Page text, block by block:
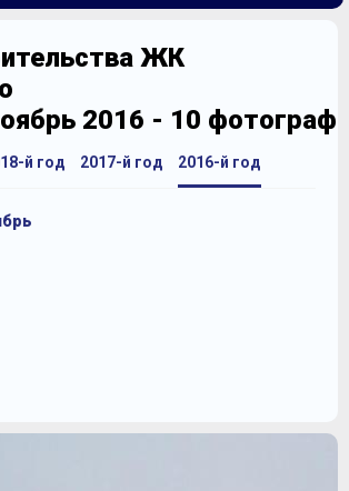
ЖК
2016 - 10
й год 2017-й год 2016-й год